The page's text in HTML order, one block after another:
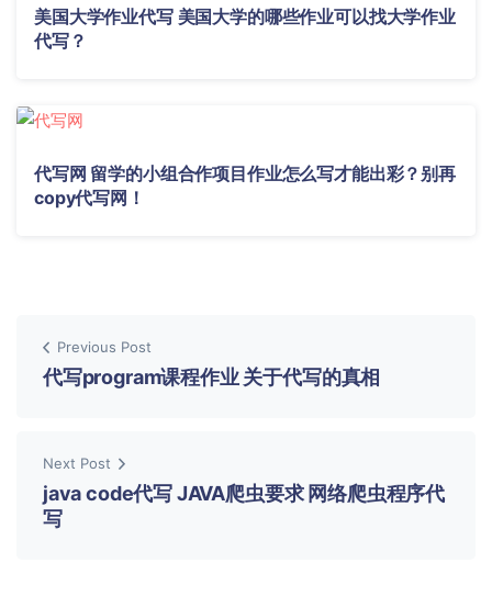
美国大学作业代写 美国大学的哪些作业可以找大学作业
代写？
代写网 留学的小组合作项目作业怎么写才能出彩？别再
copy代写网！
Previous Post
代写program课程作业 关于代写的真相
Next Post
java code代写 JAVA爬虫要求 网络爬虫程序代
写